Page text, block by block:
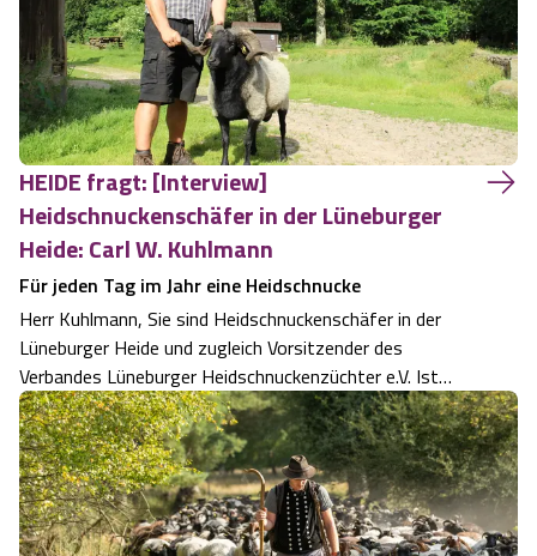
HEIDE fragt: [Interview]
Heidschnuckenschäfer in der Lüneburger
Heide: Carl W. Kuhlmann
Für jeden Tag im Jahr eine Heidschnucke
Herr Kuhlmann, Sie sind Heidschnuckenschäfer in der
Lüneburger Heide und zugleich Vorsitzender des
Verbandes Lüneburger Heidschnuckenzüchter e.V. Ist
Heidschnuckenzüchter ein Traumberuf für Sie? Die
Frage kann ich nur mit einem klaren ja beantworten. Der
direkte Umgang mit den Tieren un…